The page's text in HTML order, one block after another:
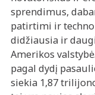
sprendimus,
patirtimi ir
didžiausia ir
Amerikos
pagal dydį
siekia 1,87